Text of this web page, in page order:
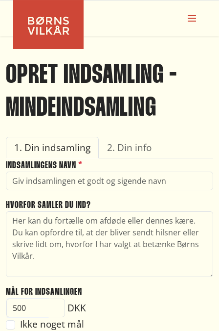
OPRET INDSAMLING -
MINDEINDSAMLING
1. Din indsamling 2. Din info
INDSAMLINGENS NAVN *
HVORFOR SAMLER DU IND?
MÅL FOR INDSAMLINGEN
DKK
Ikke noget mål